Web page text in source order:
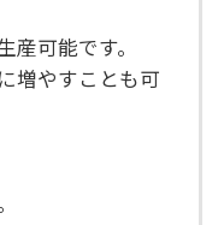
可能です。
増やすことも可